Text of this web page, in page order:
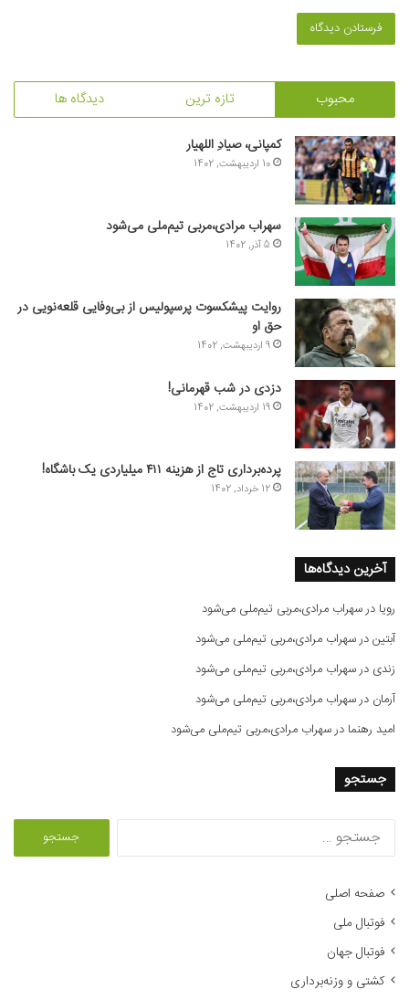
محبوب تازه ترین دیدگاه ها
کمپانی، صیادِ اللهیار
10 اردیبهشت, 1402
سهراب مرادی،مربی تیم‌ملی می‌شود
5 آذر, 1402
روایت پیشکسوت پرسپولیس از بی‌وفایی قلعه‌نویی در
حق او
9 اردیبهشت, 1402
دزدی در شب قهرمانی!
19 اردیبهشت, 1402
پرده‌برداری تاج از هزینه ۴۱۱ میلیاردی یک باشگاه!
12 خرداد, 1402
آخرین دیدگاه‌ها
رویا درسهراب مرادی،مربی تیم‌ملی می‌شود
آبتیندرسهراب مرادی،مربی تیم‌ملی می‌شود
زندی درسهراب مرادی،مربی تیم‌ملی می‌شود
آرمان درسهراب مرادی،مربی تیم‌ملی می‌شود
امید رهنما درسهراب مرادی،مربی تیم‌ملی می‌شود
جستجو
صفحه اصلی
فوتبال ملی
فوتبال جهان
کشتی و وزنه‌برداری